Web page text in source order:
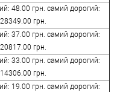
48.00 грн. самий дорогий:
28349.00 грн.
37.00 грн. самий дорогий:
20817.00 грн.
33.00 грн. самий дорогий:
14306.00 грн.
19.00 грн. самий дорогий: